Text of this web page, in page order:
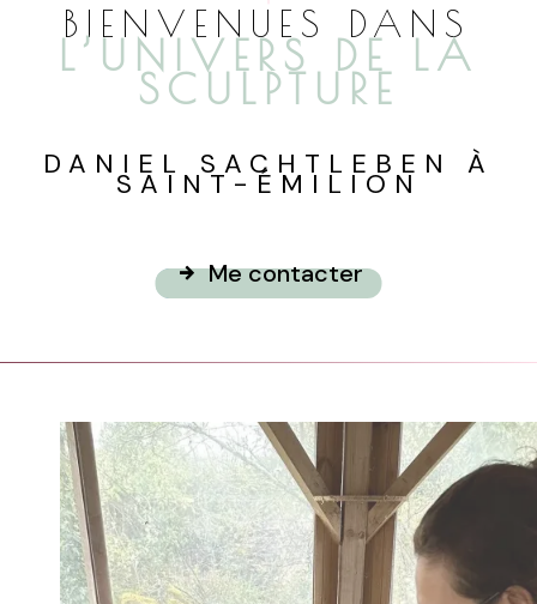
BIENVENUES DANS
L’UNIVERS DE LA
SCULPTURE
DANIEL SACHTLEBEN À
SAINT-ÉMILION
Me contacter